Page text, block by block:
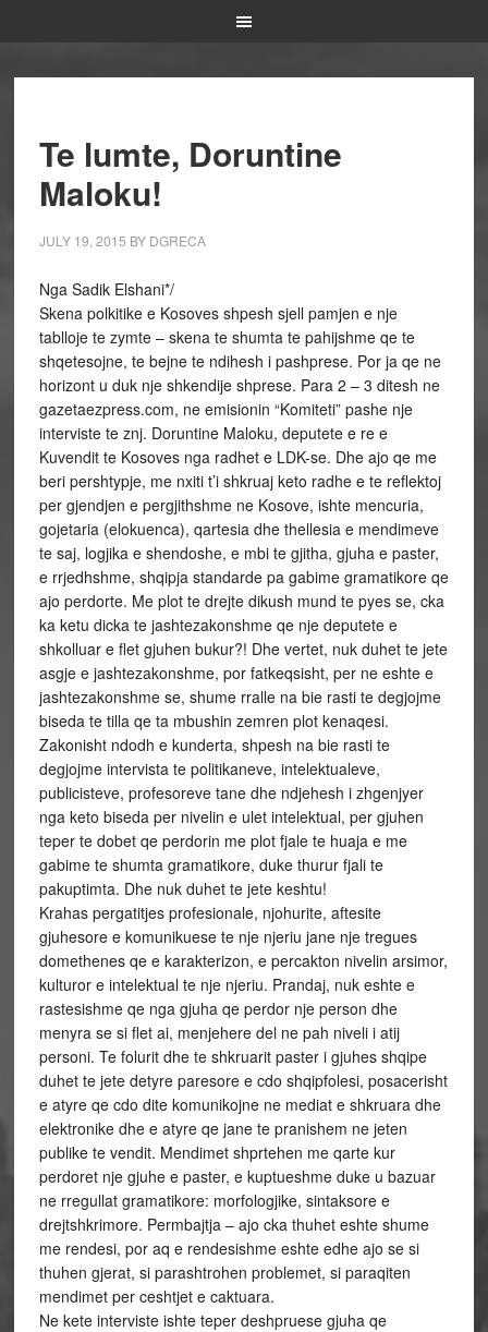
Te lumte, Doruntine
Maloku!
JULY 19, 2015 BY DGRECA
Nga Sadik Elshani*/
Skena polkitike e Kosoves shpesh sjell pamjen e nje
tablloje te zymte – skena te shumta te pahijshme qe te
shqetesojne, te bejne te ndihesh i pashprese. Por ja qe ne
horizont u duk nje shkendije shprese. Para 2 – 3 ditesh ne
gazetaezpress.com, ne emisionin “Komiteti” pashe nje
interviste te znj. Doruntine Maloku, deputete e re e
Kuvendit te Kosoves nga radhet e LDK-se. Dhe ajo qe me
beri pershtypje, me nxiti t’i shkruaj keto radhe e te reflektoj
per gjendjen e pergjithshme ne Kosove, ishte mencuria,
gojetaria (elokuenca), qartesia dhe thellesia e mendimeve
te saj, logjika e shendoshe, e mbi te gjitha, gjuha e paster,
e rrjedhshme, shqipja standarde pa gabime gramatikore qe
ajo perdorte. Me plot te drejte dikush mund te pyes se, cka
ka ketu dicka te jashtezakonshme qe nje deputete e
shkolluar e flet gjuhen bukur?! Dhe vertet, nuk duhet te jete
asgje e jashtezakonshme, por fatkeqsisht, per ne eshte e
jashtezakonshme se, shume rralle na bie rasti te degjojme
biseda te tilla qe ta mbushin zemren plot kenaqesi.
Zakonisht ndodh e kunderta, shpesh na bie rasti te
degjojme intervista te politikaneve, intelektualeve,
publicisteve, profesoreve tane dhe ndjehesh i zhgenjyer
nga keto biseda per nivelin e ulet intelektual, per gjuhen
teper te dobet qe perdorin me plot fjale te huaja e me
gabime te shumta gramatikore, duke thurur fjali te
pakuptimta. Dhe nuk duhet te jete keshtu!
Krahas pergatitjes profesionale, njohurite, aftesite
gjuhesore e komunikuese te nje njeriu jane nje tregues
domethenes qe e karakterizon, e percakton nivelin arsimor,
kulturor e intelektual te nje njeriu. Prandaj, nuk eshte e
rastesishme qe nga gjuha qe perdor nje person dhe
menyra se si flet ai, menjehere del ne pah niveli i atij
personi. Te folurit dhe te shkruarit paster i gjuhes shqipe
duhet te jete detyre paresore e cdo shqipfolesi, posacerisht
e atyre qe cdo dite komunikojne ne mediat e shkruara dhe
elektronike dhe e atyre qe jane te pranishem ne jeten
publike te vendit. Mendimet shprtehen me qarte kur
perdoret nje gjuhe e paster, e kuptueshme duke u bazuar
ne rregullat gramatikore: morfologjike, sintaksore e
drejtshkrimore. Permbajtja – ajo cka thuhet eshte shume
me rendesi, por aq e rendesishme eshte edhe ajo se si
thuhen gjerat, si parashtrohen problemet, si paraqiten
mendimet per ceshtjet e caktuara.
Ne kete interviste ishte teper deshpruese gjuha qe